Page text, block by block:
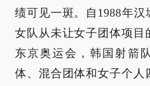
绩可见一斑。自1988年汉
女队从未让女子团体项目
东京奥运会，韩国射箭
体、混合团体和女子个人